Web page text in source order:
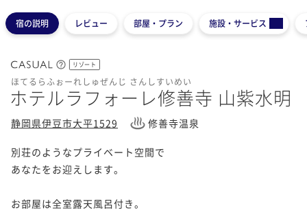
宿の説明 レビュー 部屋・プラン 施設・サービス
リゾート
ほてるらふぉーれしゅぜんじ さんしすいめい
ホテルラフォーレ修善寺 山紫水明
静岡県伊豆市大平1529 修善寺温泉
別荘のようなプライベート空間で
あなたをお迎えします。
お部屋は全室露天風呂付き。